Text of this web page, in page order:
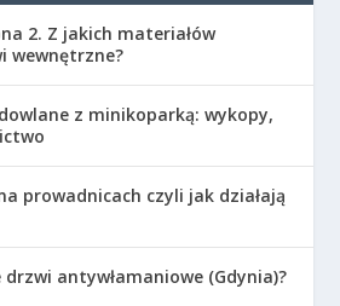
2. Z jakich materiałów
wewnętrzne?
z minikoparką: wykopy,
prowadnicach czyli jak działają
drzwi antywłamaniowe (Gdynia)?